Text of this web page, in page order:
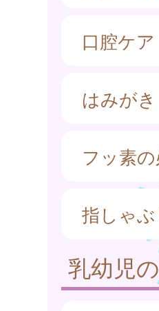
口腔ケア
はみがき
フッ素
指しゃぶ
乳幼児